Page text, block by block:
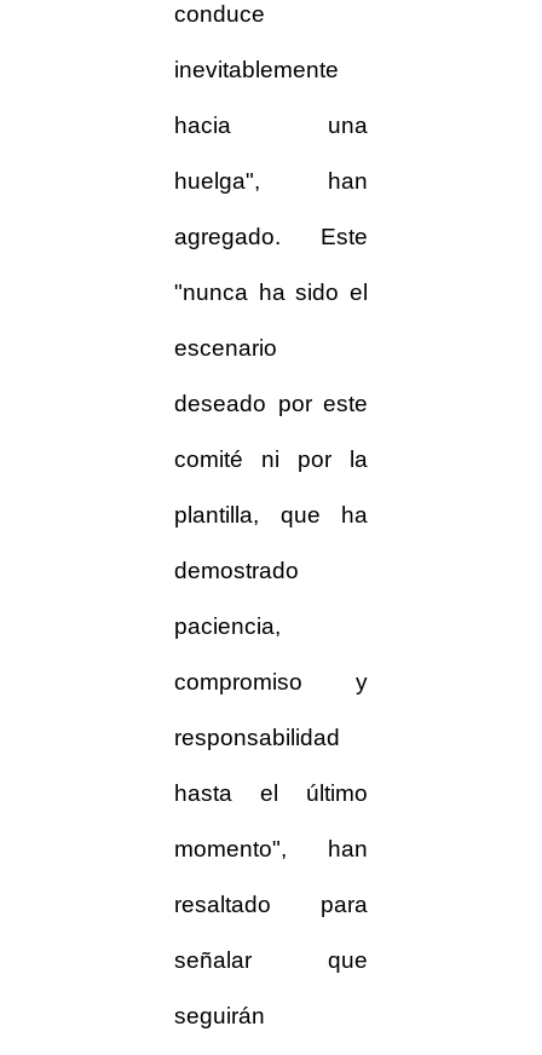
conduce
inevitablemente
hacia una
huelga", han
agregado. Este
"nunca ha sido el
escenario
deseado por este
comité ni por la
plantilla, que ha
demostrado
paciencia,
compromiso y
responsabilidad
hasta el último
momento", han
resaltado para
señalar que
seguirán